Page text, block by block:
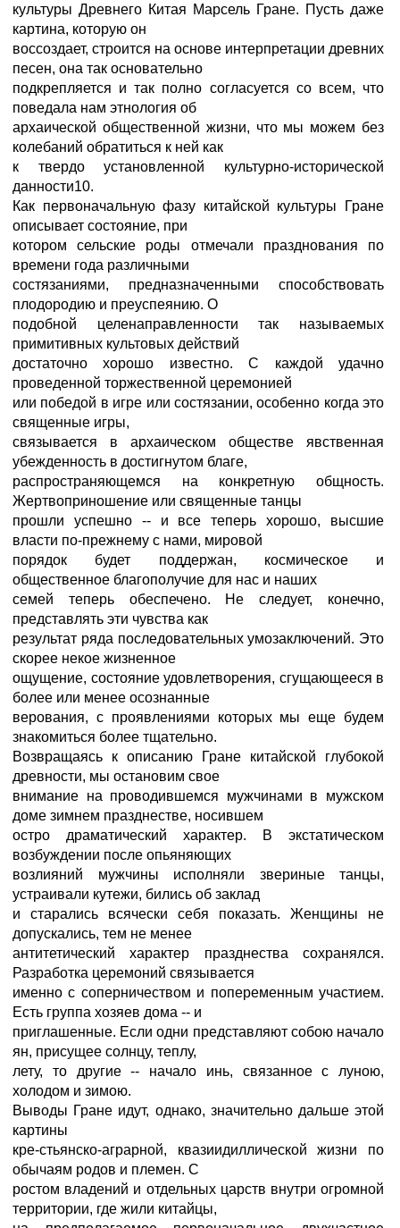
культуры Древнего Китая Марсель Гране. Пусть даже
картина, которую он
воссоздает, строится на основе интерпретации древних
песен, она так основательно
подкрепляется и так полно согласуется со всем, что
поведала нам этнология об
архаической общественной жизни, что мы можем без
колебаний обратиться к ней как
к твердо установленной культурно-исторической
данности10.
Как первоначальную фазу китайской культуры Гране
описывает состояние, при
котором сельские роды отмечали празднования по
времени года различными
состязаниями, предназначенными способствовать
плодородию и преуспеянию. О
подобной целенаправленности так называемых
примитивных культовых действий
достаточно хорошо известно. С каждой удачно
проведенной торжественной церемонией
или победой в игре или состязании, особенно когда это
священные игры,
связывается в архаическом обществе явственная
убежденность в достигнутом благе,
распространяющемся на конкретную общность.
Жертвоприношение или священные танцы
прошли успешно -- и все теперь хорошо, высшие
власти по-прежнему с нами, мировой
порядок будет поддержан, космическое и
общественное благополучие для нас и наших
семей теперь обеспечено. Не следует, конечно,
представлять эти чувства как
результат ряда последовательных умозаключений. Это
скорее некое жизненное
ощущение, состояние удовлетворения, сгущающееся в
более или менее осознанные
верования, с проявлениями которых мы еще будем
знакомиться более тщательно.
Возвращаясь к описанию Гране китайской глубокой
древности, мы остановим свое
внимание на проводившемся мужчинами в мужском
доме зимнем празднестве, носившем
остро драматический характер. В экстатическом
возбуждении после опьяняющих
возлияний мужчины исполняли звериные танцы,
устраивали кутежи, бились об заклад
и старались всячески себя показать. Женщины не
допускались, тем не менее
антитетический характер празднества сохранялся.
Разработка церемоний связывается
именно с соперничеством и попеременным участием.
Есть группа хозяев дома -- и
приглашенные. Если одни представляют собою начало
ян, присущее солнцу, теплу,
лету, то другие -- начало инь, связанное с луною,
холодом и зимою.
Выводы Гране идут, однако, значительно дальше этой
картины
кре-стьянско-аграрной, квазиидиллической жизни по
обычаям родов и племен. С
ростом владений и отдельных царств внутри огромной
территории, где жили китайцы,